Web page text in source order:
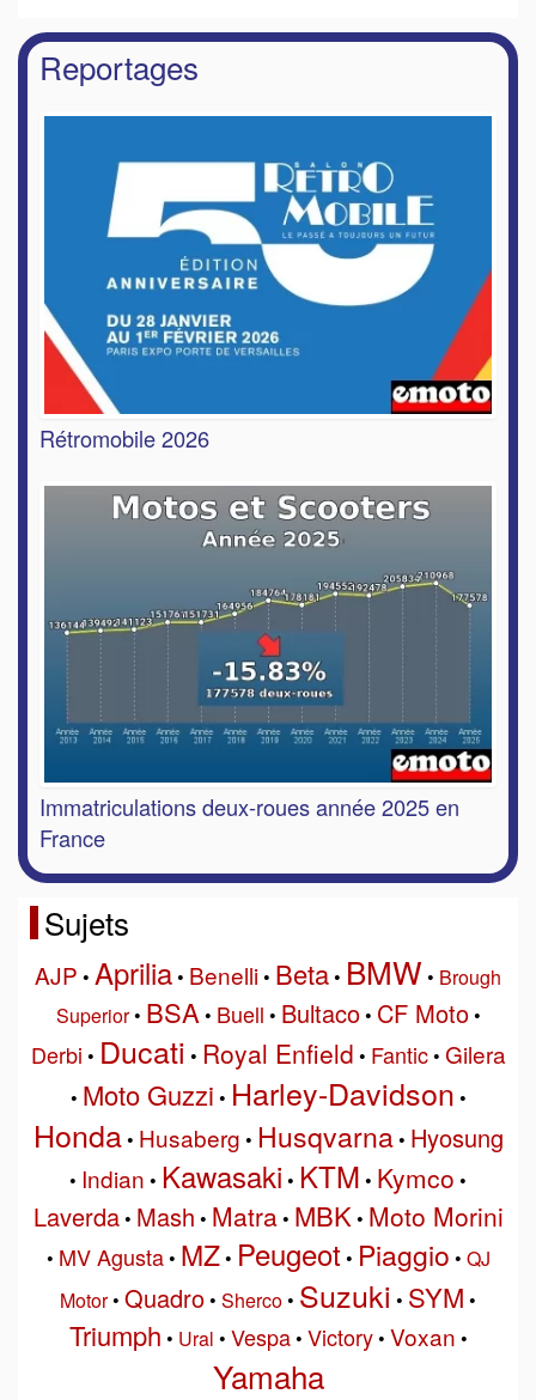
Reportages
Rétromobile 2026
Immatriculations deux-roues année 2025 en
France
Sujets
AJP • Aprilia• Benelli• Beta• BMW • Brough
Superior• BSA• Buell • Bultaco• CF Moto•
Derbi • Ducati • Royal Enfield • Fantic• Gilera
• Moto Guzzi • Harley-Davidson •
Honda• Husaberg • Husqvarna• Hyosung
• Indian • Kawasaki • KTM • Kymco •
Laverda• Mash • Matra• MBK• Moto Morini
• MV Agusta• MZ• Peugeot • Piaggio • QJ
Motor• Quadro• Sherco• Suzuki • SYM •
Triumph • Ural • Vespa• Victory• Voxan •
Yamaha